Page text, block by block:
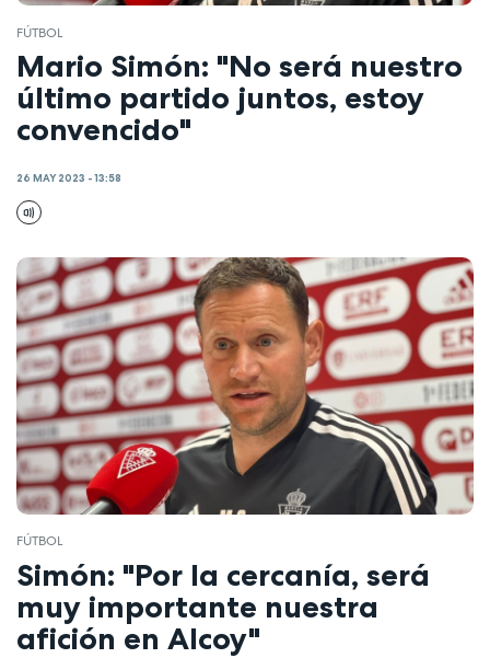
FÚTBOL
Mario Simón: "No será nuestro
último partido juntos, estoy
convencido"
26 MAY 2023 - 13:58
FÚTBOL
Simón: "Por la cercanía, será
muy importante nuestra
afición en Alcoy"